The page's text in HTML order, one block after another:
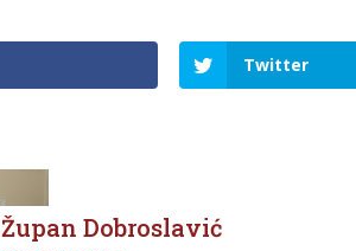
Twitter
Župan Dobroslavić